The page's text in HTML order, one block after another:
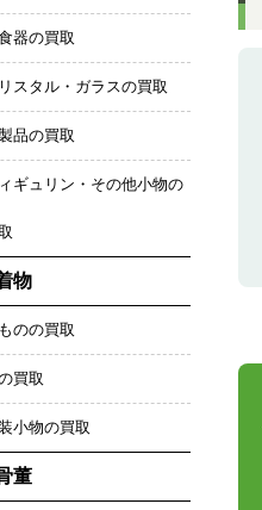
器の買取
スタル・ガラスの買取
品の買取
ギュリン・その他小物の
物
のの買取
買取
小物の買取
董